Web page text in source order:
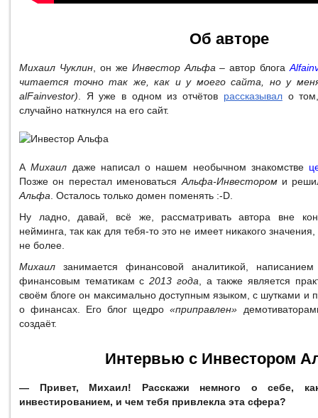
Об авторе
Михаил Чуклин, он же Инвестор Альфа – автор блога
читается точно так же, как и у моего сайта, но у
alFainvestor) . Я уже в одном из отчётов рассказывало том,
случайно наткнулся на его сайт.
АМихаил даже написал о нашем необычном знакомстве
Позже он перестал именоваться Альфа-Инвестороми
Альфа . Осталось только домен поменять :-D.
Ну ладно, давай, всё же, рассматривать автора вне
нейминга, так как для тебя-то это не имеет никакого
не более.
Михаил занимается финансовой аналитикой,
финансовым тематикам с2013 года , а также является
своём блоге он максимально доступным языком, с шутками и
о финансах. Его блог щедро«приправлен»
создаёт.
Интервью с Инвестором
— Привет, Михаил! Расскажи немного о себе,
инвестированием, и чем тебя привлекла эта сфера?